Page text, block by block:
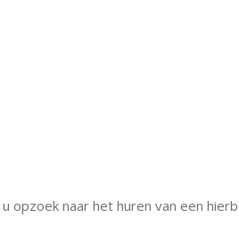
opzoek naar het huren van een